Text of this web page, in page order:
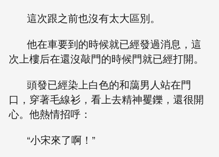
這次跟之前也沒有太大區別。
他在車要到的時候就已經發過消息，這
次上樓后在還沒敲門的時候門就已經打開。
頭發已經染上白色的和藹男人站在門
口，穿著毛線衫，看上去精神矍鑠，還很開
心。他熱情招呼：
“小宋來了啊！”